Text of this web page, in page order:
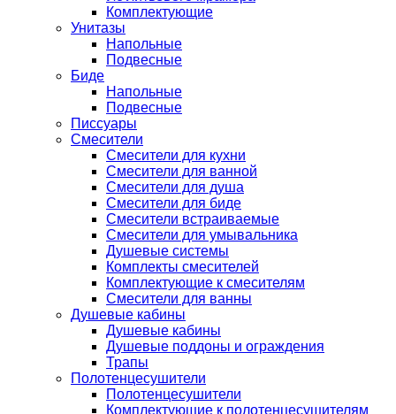
Комплектующие
Унитазы
Напольные
Подвесные
Биде
Напольные
Подвесные
Писсуары
Смесители
Смесители для кухни
Смесители для ванной
Смесители для душа
Смесители для биде
Смесители встраиваемые
Смесители для умывальника
Душевые системы
Комплекты смесителей
Комплектующие к смесителям
Смесители для ванны
Душевые кабины
Душевые кабины
Душевые поддоны и ограждения
Трапы
Полотенцесушители
Полотенцесушители
Комплектующие к полотенцесушителям